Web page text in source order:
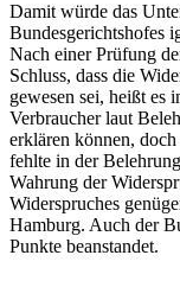
Damit würde das
Bundesgerichtshofes
Nach einer Prüfung
Schluss, dass die
gewesen sei, heißt es
Verbraucher laut
erklären können,
fehlte in der
Wahrung der
Widerspruches
Hamburg. Auch der
Punkte beanstandet.